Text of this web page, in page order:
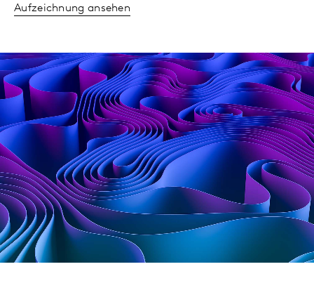
Aufzeichnung ansehen